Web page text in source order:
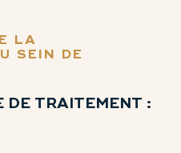
LA
SEIN DE
DE TRAITEMENT :